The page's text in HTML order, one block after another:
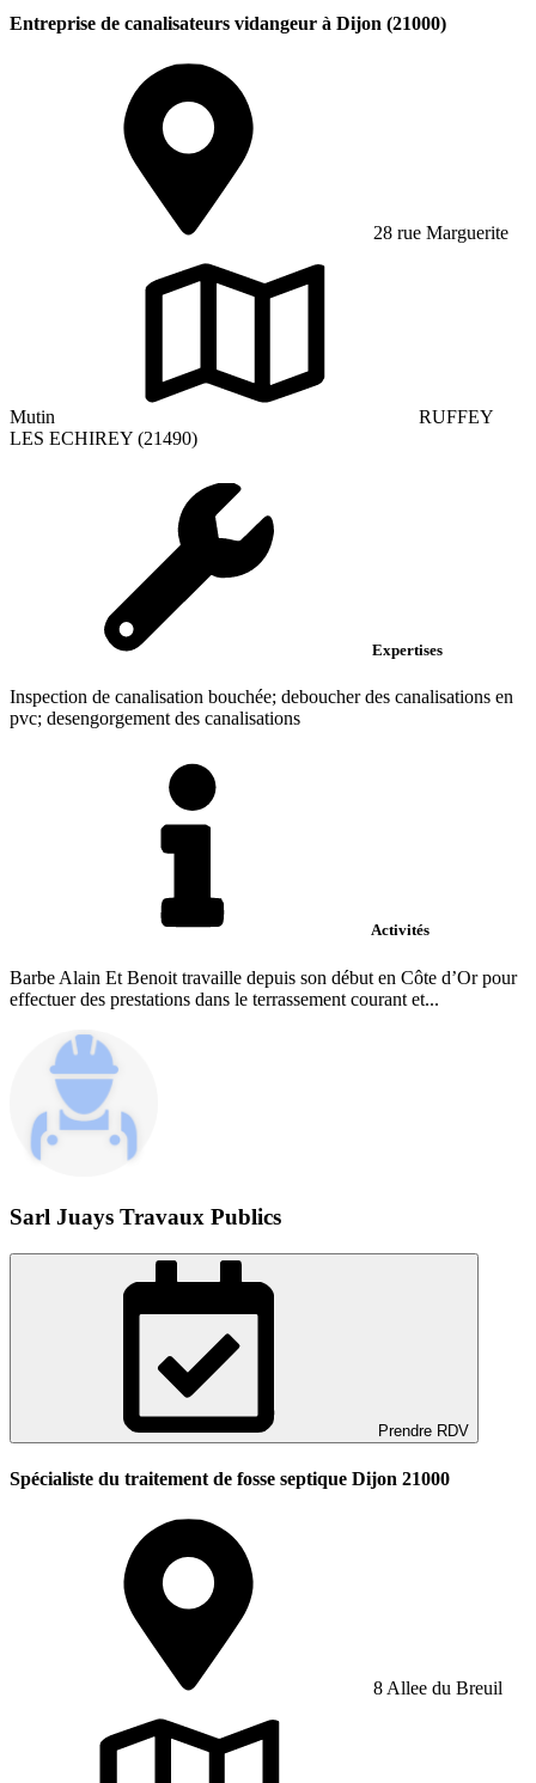
Entreprise de canalisateurs vidangeur à Dijon (21000)
28 rue Marguerite
Mutin
RUFFEY
LES ECHIREY (21490)
Expertises
Inspection de canalisation bouchée; deboucher des canalisations en
pvc; desengorgement des canalisations
Activités
Barbe Alain Et Benoit travaille depuis son début en Côte d’Or pour
effectuer des prestations dans le terrassement courant et...
Sarl Juays Travaux Publics
Prendre RDV
Spécialiste du traitement de fosse septique Dijon 21000
8 Allee du Breuil